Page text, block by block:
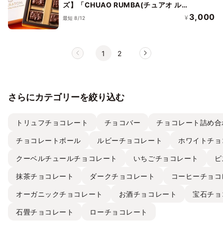
ズ】「CHUAO RUMBA(チュアオ ルン
バ)」※4 ピース
最短 8/12 ¥ 3,000
1 2
さらにカテゴリーを絞り込む
トリュフチョコレート チョコバー チョコレート詰め
チョコレートボール ルビーチョコレート ホワイトチ
クーベルチュールチョコレート いちごチョコレート
抹茶チョコレート ダークチョコレート コーヒーチョ
オーガニックチョコレート お酒チョコレート 宝石チ
石畳チョコレート ローチョコレート